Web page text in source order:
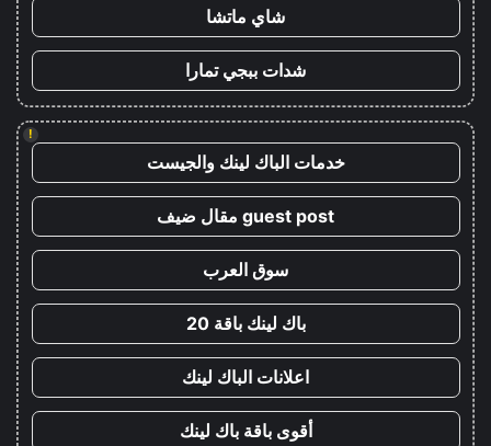
شاي ماتشا
شدات ببجي تمارا
!
خدمات الباك لينك والجيست
guest post مقال ضيف
سوق العرب
باك لينك باقة 20
اعلانات الباك لينك
أقوى باقة باك لينك